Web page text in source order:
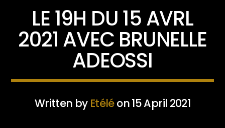
LE 19H DU 15 AVRL
2021 AVEC BRUNELLE
ADEOSSI
Written by Etéléon 15 April 2021